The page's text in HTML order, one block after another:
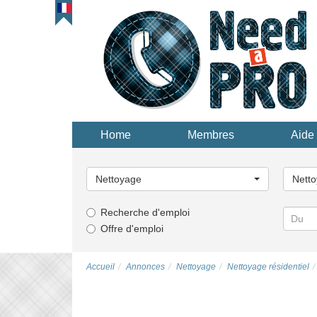
Home Membres Aide
une
catégorie...
Nettoyage
une
Recherche d'emploi
Offre d'emploi
Accueil Annonces Nettoyage Nettoyage résidentiel